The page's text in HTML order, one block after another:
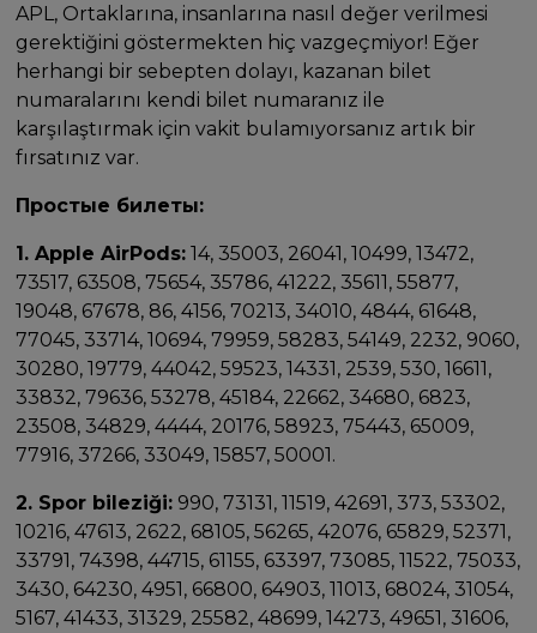
APL, Ortaklarına, insanlarına nasıl değer verilmesi
gerektiğini göstermekten hiç vazgeçmiyor! Eğer
herhangi bir sebepten dolayı, kazanan bilet
numaralarını kendi bilet numaranız ile
karşılaştırmak için vakit bulamıyorsanız artık bir
fırsatınız var.
Простые билеты:
1. Apple AirPods: 14, 35003, 26041, 10499, 13472,
73517, 63508, 75654, 35786, 41222, 35611, 55877,
19048, 67678, 86, 4156, 70213, 34010, 4844, 61648,
77045, 33714, 10694, 79959, 58283, 54149, 2232, 9060,
30280, 19779, 44042, 59523, 14331, 2539, 530, 16611,
33832, 79636, 53278, 45184, 22662, 34680, 6823,
23508, 34829, 4444, 20176, 58923, 75443, 65009,
77916, 37266, 33049, 15857, 50001.
2. Spor bileziği: 990, 73131, 11519, 42691, 373, 53302,
10216, 47613, 2622, 68105, 56265, 42076, 65829, 52371,
33791, 74398, 44715, 61155, 63397, 73085, 11522, 75033,
3430, 64230, 4951, 66800, 64903, 11013, 68024, 31054,
5167, 41433, 31329, 25582, 48699, 14273, 49651, 31606,